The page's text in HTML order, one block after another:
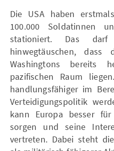
Die USA haben
100.000 Soldatinnen
stationiert. Das
hinwegtäuschen, dass
Washingtons bereits
pazifischen Raum
handlungsfähiger im
Verteidigungspolitik
kann Europa besser
sorgen und seine
vertreten. Dabei steht